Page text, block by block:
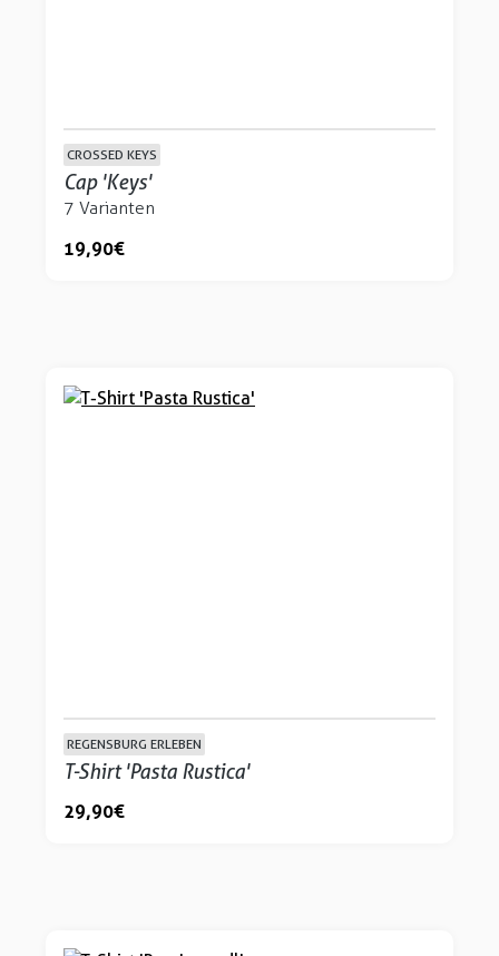
CROSSED KEYS
Cap 'Keys'
7 Varianten
19,90 €
REGENSBURG ERLEBEN
T-Shirt 'Pasta Rustica'
29,90 €